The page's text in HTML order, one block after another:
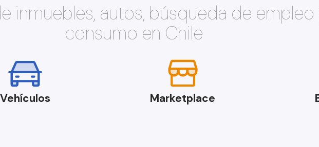
inmuebles, autos, búsqueda de
consumo en Chile
Vehículos Marketplace